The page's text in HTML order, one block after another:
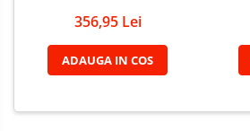
356,95 Lei
ADAUGA IN COS